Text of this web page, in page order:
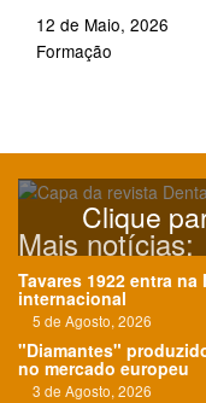
12 de Maio, 2026
Formação
Clique
Mais notícias:
Tavares 1922 entra
internacional
5 de Agosto, 2026
"Diamantes"
no mercado europeu
3 de Agosto, 2026